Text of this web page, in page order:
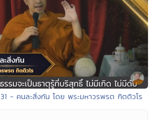
- คนละสิ่งกัน โดย พระมหาวรพรต กิตติวโร